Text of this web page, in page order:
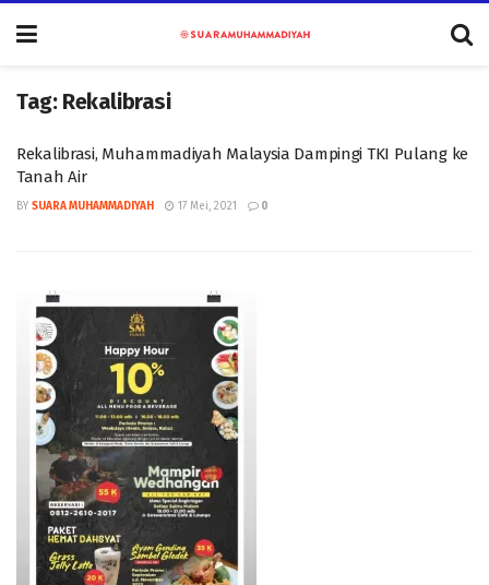
Tag: Rekalibrasi
Rekalibrasi, Muhammadiyah Malaysia Dampingi TKI Pulang ke
Tanah Air
BY SUARA MUHAMMADIYAH 17 Mei, 2021 0